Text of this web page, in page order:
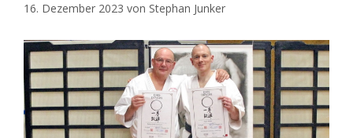
16. Dezember 2023 von Stephan Junker